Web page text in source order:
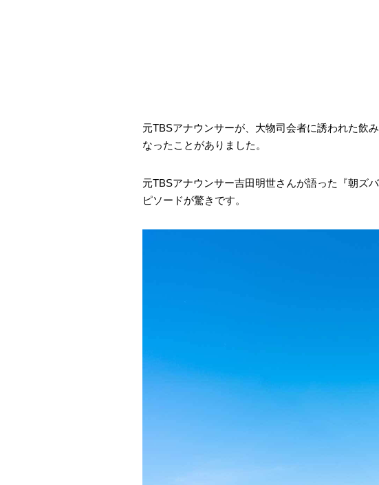
元TBSアナウンサーが、大物司会者に誘われた飲
なったことがありました。
元TBSアナウンサー吉田明世さんが語った『朝ズ
ピソードが驚きです。